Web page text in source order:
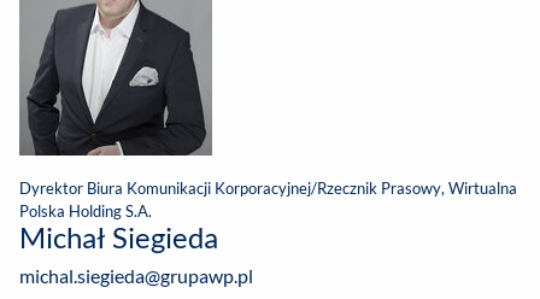
Dyrektor Biura Komunikacji Korporacyjnej/Rzecznik Prasowy, Wirtualna
Polska Holding S.A.
Michał Siegieda
michal.siegieda@grupawp.pl